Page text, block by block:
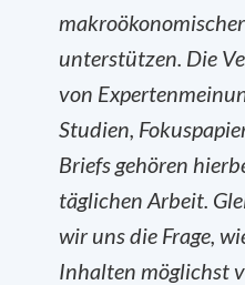
unterstützen. Die
von
Studien,
Briefs gehören
täglichen Arbeit.
wir uns die Frage,
Inhalten möglichst